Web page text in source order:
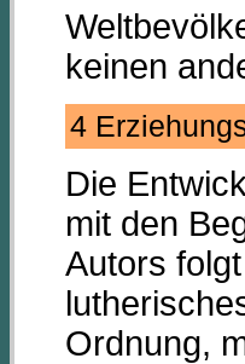
keinen
4
Die
mit den
Autors
Ordnung,